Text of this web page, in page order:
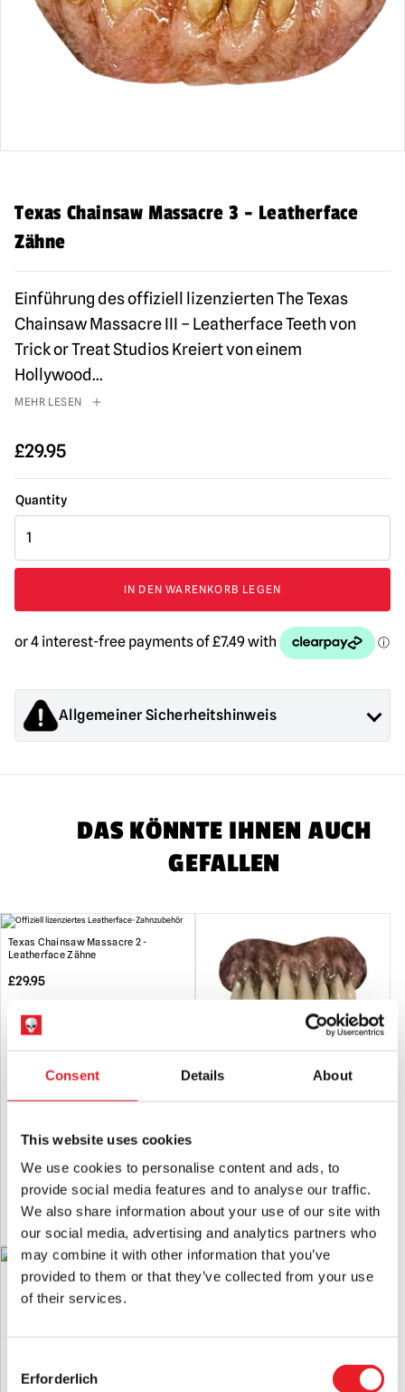
Consent Details About
This website uses cookies
We use cookies to personalise content and ads, to
provide social media features and to analyse our traffic.
We also share information about your use of our site with
our social media, advertising and analytics partners who
may combine it with other information that you’ve
provided to them or that they’ve collected from your use
of their services.
Selection
Erforderlich
Texas Chainsaw Massacre 3 - Leatherface
Zähne
Einführung des offiziell lizenzierten The Texas
Chainsaw Massacre III – Leatherface Teeth von
Trick or Treat Studios Kreiert von einem
Hollywood...
MEHR LESEN
£29.95
Texas
Massacre
Zähne
IN DEN WARENKORB LEGEN
Allgemeiner Sicherheitshinweis
Sammlerstücke für Erwachsene oder Halloween-
DAS KÖNNTE IHNEN AUCH
GEFALLEN
Texas Chainsaw Massacre 2 -
Leatherface Zähne
£29.95
IN DEN WARENKORB LEGEN
PRODUKT ANSEHEN
IN DEN WARENKORB LEGEN
PRODUKT ANSEHEN
Texas Chainsaw Massacre (2023
Videospiel) - Nicotero Leatherface
£49.95
IN DEN WARENKORB LEGEN
NECA Texas Chainsaw Massacre -
£44.95